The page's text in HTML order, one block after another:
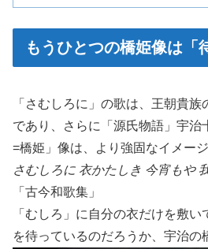
もうひとつの橋姫像は「
「さむしろに」の歌は、王朝貴
であり、さらに「源氏物語」宇治
=橋姫」像は、より強固なイメー
さむしろに 衣かたしき 今宵もや
「古今和歌集」
「むしろ」に自分の衣だけを敷
を待っているのだろうか、宇治の